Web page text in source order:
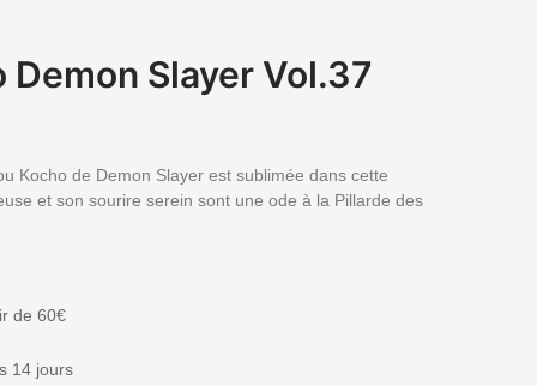
Demon Slayer Vol.37
Kocho de Demon Slayer est sublimée dans cette
et son sourire serein sont une ode à la Pillarde des
de 60€
14 jours